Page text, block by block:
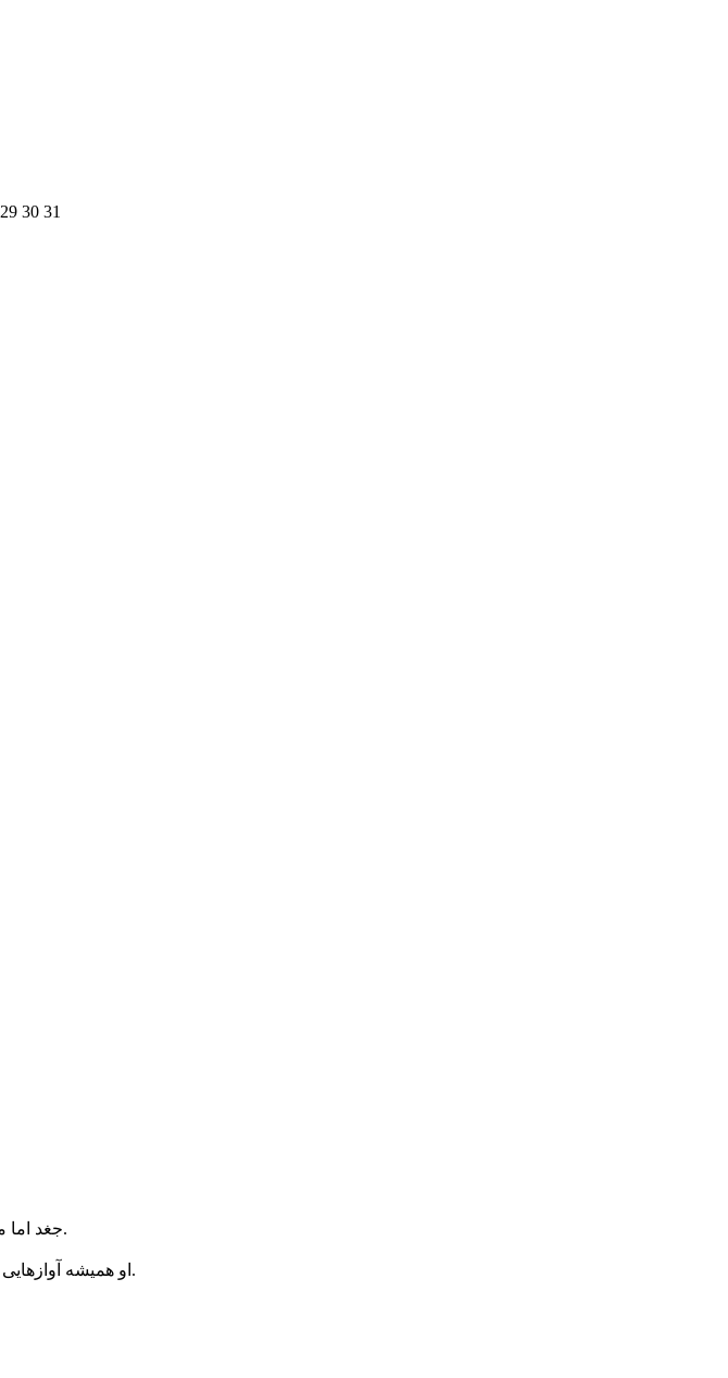
29 30 31
جغد اما می دانست که سنگ ها ترک می خورند، ستون ها فرو می ریزند، درها می شکنند و دیوارها خراب می شوند.
او همیشه آوازهایی درباره دنیا و ناپایداری اش می خواند و فکر می کرد شاید پرده های ضخیم دل آدمها، با این آواز کمی بلرزد.